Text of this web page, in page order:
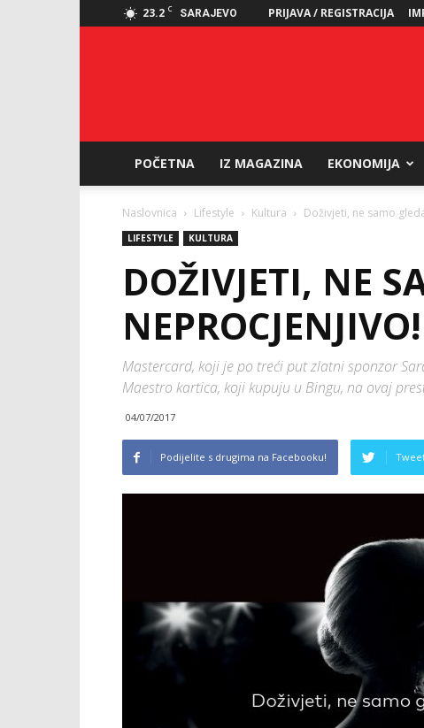
23.2 C SARAJEVO PRIJAVA / REGISTRACIJA
POČETNA IZ MAGAZINA EKONOMIJA
Naslovnica Lifestyle Kultura Doživjeti, ne samo
LIFESTYLE KULTURA
DOŽIVJETI, NE
NEPROCJENJIVO!
Mastercard, koji je po treći put zlatni sponzor
Maestro kartica, koji kupuju u Bingu, na ovaj
04/07/2017
Podijelite s drugima na Facebooku!